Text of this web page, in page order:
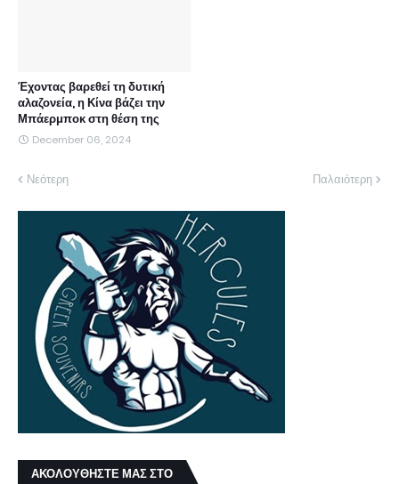
Έχοντας βαρεθεί τη δυτική
αλαζονεία, η Κίνα βάζει την
Μπάερμποκ στη θέση της
December 06, 2024
Νεότερη Παλαιότερη
ΑΚΟΛΟΥΘΗΣΤΕ ΜΑΣ ΣΤΟ